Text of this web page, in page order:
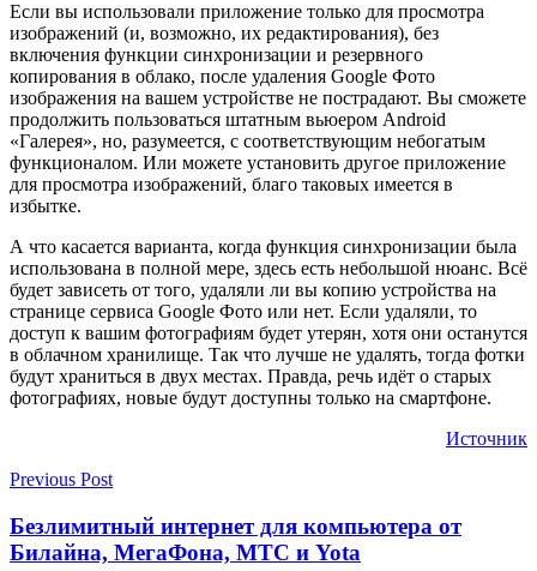
Если вы использовали приложение только для просмотра
изображений (и, возможно, их редактирования), без
включения функции синхронизации и резервного
копирования в облако, после удаления Google Фото
изображения на вашем устройстве не пострадают. Вы сможете
продолжить пользоваться штатным вьюером Android
«Галерея», но, разумеется, с соответствующим небогатым
функционалом. Или можете установить другое приложение
для просмотра изображений, благо таковых имеется в
избытке.
А что касается варианта, когда функция синхронизации была
использована в полной мере, здесь есть небольшой нюанс. Всё
будет зависеть от того, удаляли ли вы копию устройства на
странице сервиса Google Фото или нет. Если удаляли, то
доступ к вашим фотографиям будет утерян, хотя они останутся
в облачном хранилище. Так что лучше не удалять, тогда фотки
будут храниться в двух местах. Правда, речь идёт о старых
фотографиях, новые будут доступны только на смартфоне.
Источник
Previous Post
Безлимитный интернет для компьютера от
Билайна, МегаФона, МТС и Yota